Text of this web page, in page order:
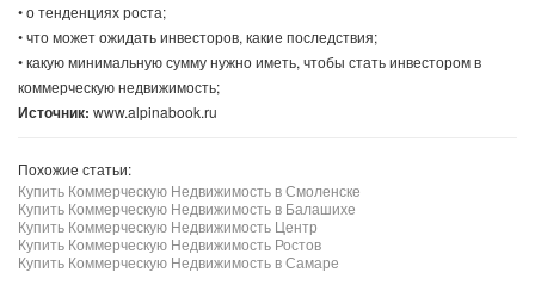
• о тенденциях роста;
• что может ожидать инвесторов, какие последствия;
• какую минимальную сумму нужно иметь, чтобы стать инвестором в
коммерческую недвижимость;
Источник: www.alpinabook.ru
Похожие статьи:
Купить Коммерческую Недвижимость в Смоленске
Купить Коммерческую Недвижимость в Балашихе
Купить Коммерческую Недвижимость Центр
Купить Коммерческую Недвижимость Ростов
Купить Коммерческую Недвижимость в Самаре